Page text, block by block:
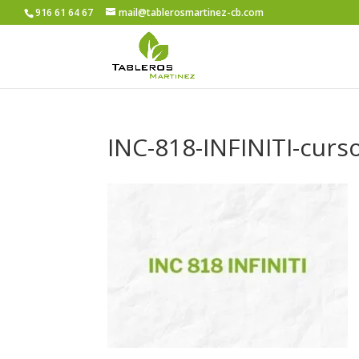
916 61 64 67 mail@tablerosmartinez-cb.com
INC-818-INFINITI-